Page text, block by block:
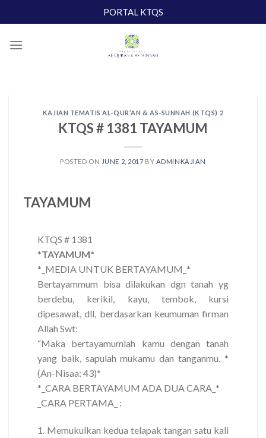
to
PORTAL KTQS
KAJIAN TEMATIS AL-QUR’AN & AS-SUNNAH (KTQS) 2
KTQS # 1381 TAYAMUM
POSTED ON JUNE 2, 2017 BY ADMINKAJIAN
TAYAMUM
KTQS # 1381
*TAYAMUM*
*_MEDIA UNTUK BERTAYAMUM_*
Bertayammum bisa dilakukan dgn tanah yg
berdebu, kerikil, kayu, tembok, kursi
dipesawat, dll, berdasarkan keumuman firman
Allah Swt:
“Maka bertayamumlah kamu dengan tanah
yang baik, sapulah mukamu dan tanganmu. *
(An-Nisaa: 43)*
*_CARA BERTAYAMUM ADA DUA CARA_*
_CARA PERTAMA_ :
1. Memukulkan kedua telapak tangan satu kali